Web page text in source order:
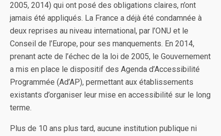
2005, 2014) qui ont posé des obligations claires, n’ont
jamais été appliqués. La France a déjà été condamnée à
deux reprises au niveau international, par l’ONU et le
Conseil de l’Europe, pour ses manquements. En 2014,
prenant acte de l’échec de la loi de 2005, le Gouvernement
a mis en place le dispositif des Agenda d’Accessibilité
Programmée (Ad’AP), permettant aux établissements
existants d’organiser leur mise en accessibilité sur le long
terme.
Plus de 10 ans plus tard, aucune institution publique ni